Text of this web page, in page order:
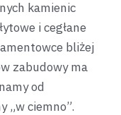
kamienic
i cegłane
bliżej
zabudowy ma
od
„w ciemno”.